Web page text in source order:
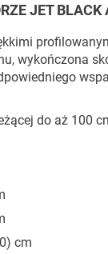
JET BLACK
wykończona
do aż 100
cm